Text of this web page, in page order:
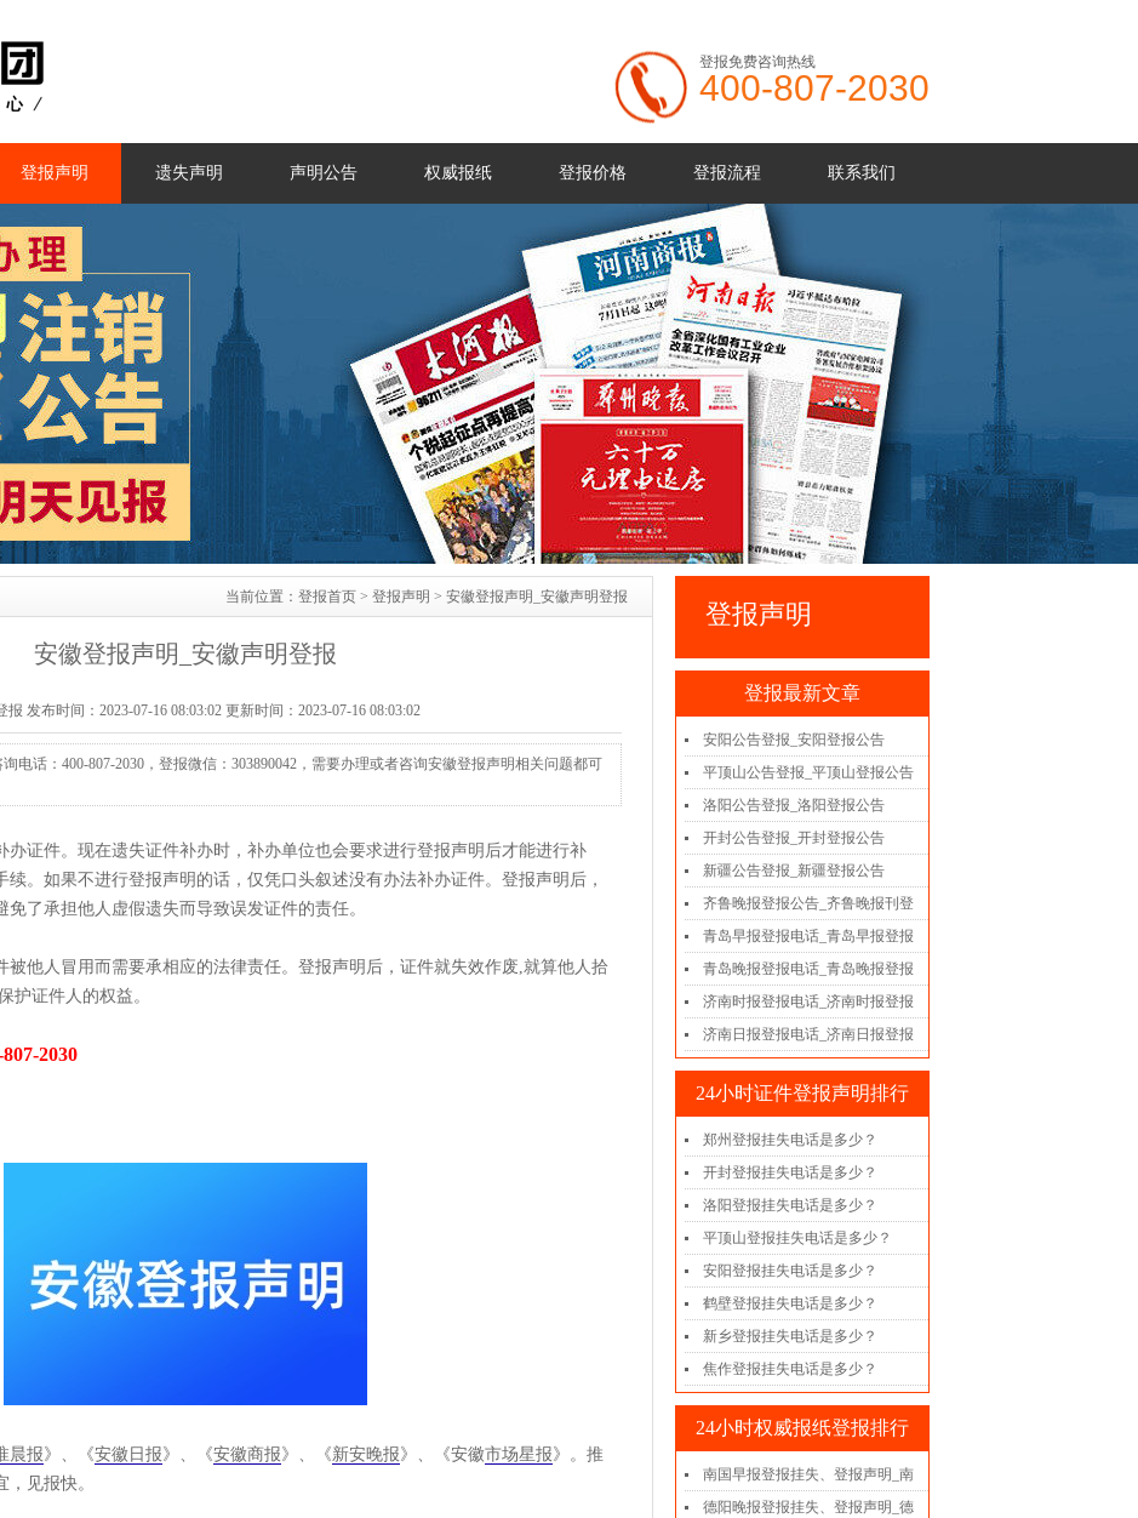
登报免费咨询热线
400-807-2030
登报声明 遗失声明 声明公告 权威报纸 登报价格 登报流程 联系我们
当前位置： 登报首页 > 登报声明 > 安徽登报声明_安徽声明登报
安徽登报声明_安徽声明登报
报 发布时间：2023-07-16 08:03:02 更新时间：2023-07-16 08:03:02
电话：400-807-2030，登报微信：303890042，需要办理或者咨询安徽登报声明相关问题都可
办证件。现在遗失证件补办时，补办单位也会要求进行登报声明后才能进行补
。如果不进行登报声明的话，仅凭口头叙述没有办法补办证件。登报声明后，
了承担他人虚假遗失而导致误发证件的责任。
被他人冒用而需要承相应的法律责任。登报声明后，证件就失效作废,就算他人拾
护证件人的权益。
2030
晨报》、《安徽日报》、《安徽商报》、《新安晚报》、《安徽市场星报》。推
见报快。
登报声明
登报最新文章
安阳公告登报_安阳登报公告
平顶山公告登报_平顶山登报公告
洛阳公告登报_洛阳登报公告
开封公告登报_开封登报公告
新疆公告登报_新疆登报公告
齐鲁晚报登报公告_齐鲁晚报刊登
青岛早报登报电话_青岛早报登报
青岛晚报登报电话_青岛晚报登报
济南时报登报电话_济南时报登报
济南日报登报电话_济南日报登报
24小时证件登报声明排行
郑州登报挂失电话是多少？
开封登报挂失电话是多少？
洛阳登报挂失电话是多少？
平顶山登报挂失电话是多少？
安阳登报挂失电话是多少？
鹤壁登报挂失电话是多少？
新乡登报挂失电话是多少？
焦作登报挂失电话是多少？
24小时权威报纸登报排行
南国早报登报挂失、登报声明_南
德阳晚报登报挂失、登报声明_德